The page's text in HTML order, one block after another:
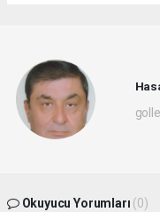
Okuyucu Yorumları (0)